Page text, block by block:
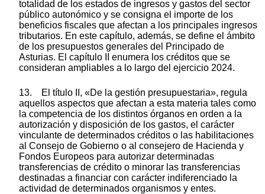
totalidad de los estados de ingresos y gastos del sector
público autonómico y se consigna el importe de los
beneficios fiscales que afectan a los principales ingresos
tributarios. En este capítulo, además, se define el ámbito
de los presupuestos generales del Principado de
Asturias. El capítulo II enumera los créditos que se
consideran ampliables a lo largo del ejercicio 2024.
13. El título II, «De la gestión presupuestaria», regula
aquellos aspectos que afectan a esta materia tales como
la competencia de los distintos órganos en orden a la
autorización y disposición de los gastos, el carácter
vinculante de determinados créditos o las habilitaciones
al Consejo de Gobierno o al consejero de Hacienda y
Fondos Europeos para autorizar determinadas
transferencias de crédito o minorar las transferencias
destinadas a financiar con carácter indiferenciado la
actividad de determinados organismos y entes.